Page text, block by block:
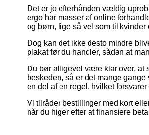
Det er jo efterhånden vældig
ergo har masser af online
og børn, lige så vel som til
Dog kan det ikke desto mindre
plakat før du handler, sådan at
Du bør alligevel være klar over, at
beskeden, så er det mange
en del af en regel, hvilket
Vi tilråder bestillinger med kort
når du higer efter at finansiere